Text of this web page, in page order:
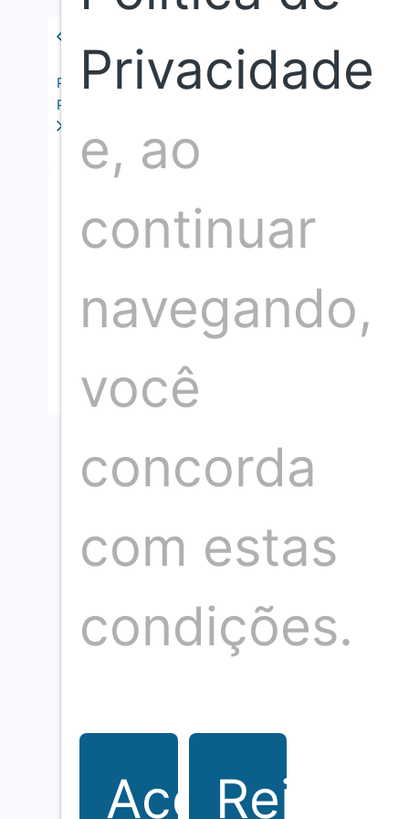
Publicação anterior
Próxima publicação
Somos um time de profissionais de
com mais de 30
Neste espaço nosso compromisso é com
Privacidade
e, ao
continuar
navegando,
você
concorda
com estas
condições.
AceitarRejeitar